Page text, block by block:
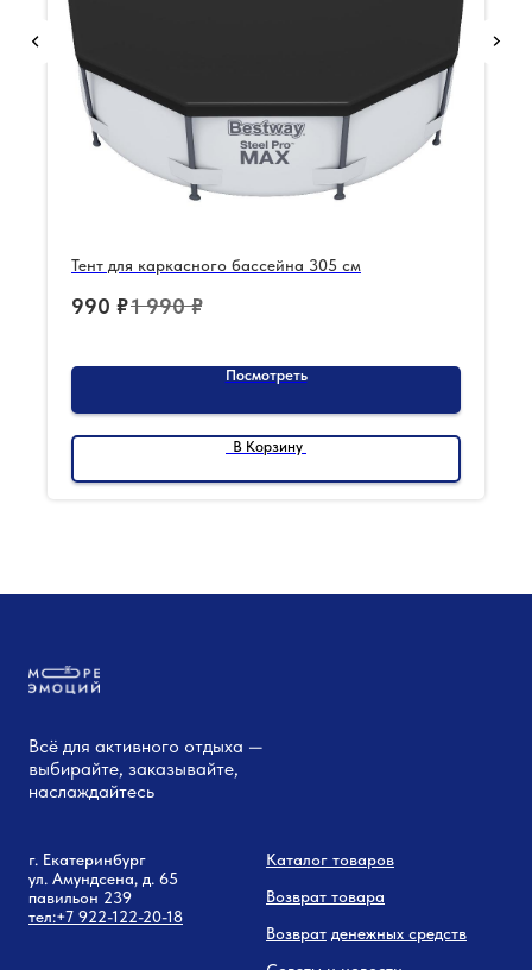
Тент для каркасного бассейна 305 см
990 ₽1 990 ₽
Посмотреть
В Корзину
Всё для активного отдыха —
выбирайте, заказывайте,
наслаждайтесь
г. Екатеринбург
ул. Амундсена, д. 65
павильон 239
тел:+7 922-122-20-18
Каталог товаров
Возврат товара
Возврат денежных средств